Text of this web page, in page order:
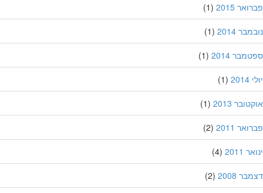
2015
(1)
2014
(1)
2014
(1)
(1)
2013
(1)
2011
(2)
2011
(4)
2008
(2)